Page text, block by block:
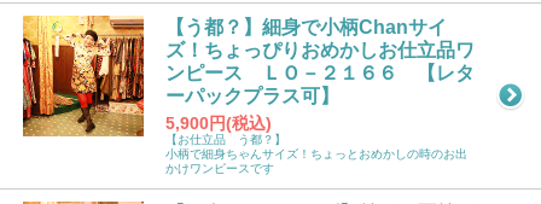
【う都？】細身で小柄Chanサイ
ズ！ちょっぴりおめかしお仕立品ワ
ンピース ＬＯ－２１６６ 【レタ
ーパックプラス可】
5,900円(税込)
【お仕立品 う都？】
小柄で細身ちゃんサイズ！ちょっとおめかしの時のお出
かけワンピースです